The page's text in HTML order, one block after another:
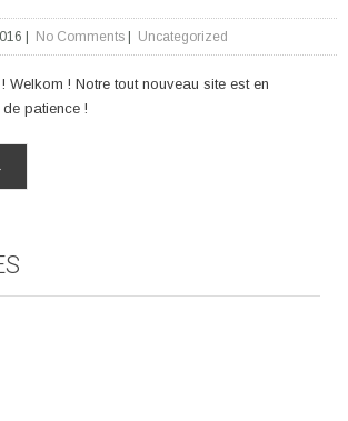
No Comments Uncategorized
Welkom ! Notre tout nouveau site est en
patience !